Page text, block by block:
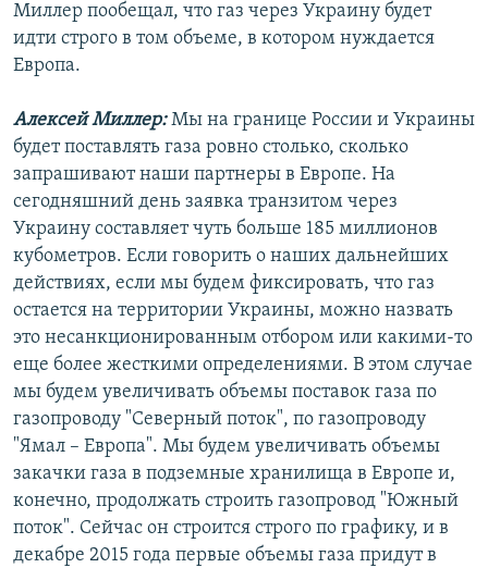
Миллер пообещал, что газ через Украину будет
идти строго в том объеме, в котором нуждается
Европа.
Алексей Миллер:Мы на границе России и Украины
будет поставлять газа ровно столько, сколько
запрашивают наши партнеры в Европе. На
сегодняшний день заявка транзитом через
Украину составляет чуть больше 185 миллионов
кубометров. Если говорить о наших дальнейших
действиях, если мы будем фиксировать, что газ
остается на территории Украины, можно назвать
это несанкционированным отбором или какими-то
еще более жесткими определениями. В этом случае
мы будем увеличивать объемы поставок газа по
газопроводу "Северный поток", по газопроводу
"Ямал – Европа". Мы будем увеличивать объемы
закачки газа в подземные хранилища в Европе и,
конечно, продолжать строить газопровод "Южный
поток". Сейчас он строится строго по графику, и в
декабре 2015 года первые объемы газа придут в